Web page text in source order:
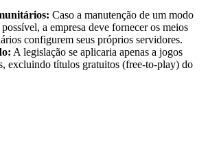
Caso a manutenção de um modo
a empresa deve fornecer os meios
configurem seus próprios servidores.
A legislação se aplicaria apenas a jogos
excluindo títulos gratuitos (free-to-play) do